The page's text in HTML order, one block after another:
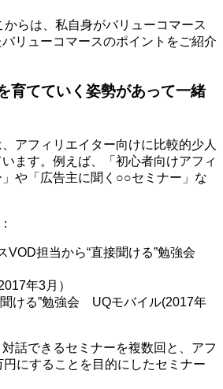
からは、私自身がバリューコマース
リューコマースのポイントをご紹介
育てていく姿勢があって一緒
アフィリエイター向けに比較的少人
ます。例えば、「初心者向けアフィ
や「広告主に聞く○○セミナー」な
VOD担当から“直接聞ける”勉強会
年3月）
聞ける”勉強会 UQモバイル(2017年
話できるセミナーを複数回と、アフ
にすることを目的にしたセミナー